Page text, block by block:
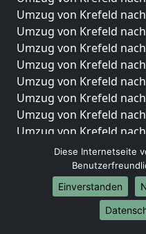
Umzug von Krefeld
Umzug von Krefeld
Umzug von Krefeld
Umzug von Krefeld
Umzug von Krefeld
Umzug von Krefeld
Umzug von Krefeld
Umzug von Krefeld
Umzug von Krefeld
Umzug von Krefeld
Umzug von Krefeld
Umzüge-
Diese Internetseite
Einverstanden